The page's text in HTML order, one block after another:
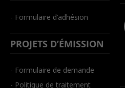
- Formulaire d’adhésion
PROJETS D’ÉMISSION
- Formulaire de demande
- Politique de traitement